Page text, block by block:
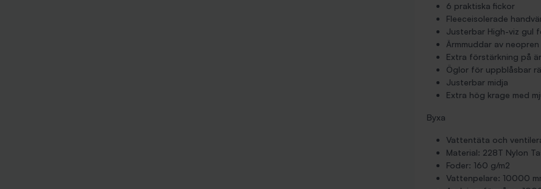
6 praktiska fickor
Fleeceisolerade
Justerbar High-viz gul
Ärmmuddar av neopren
Extra förstärkning på
Öglor för uppblåsbar
Justerbar midja
Extra hög krage med
Byxa
Vattentäta och
Material: 228T Nylon
Foder: 160 g/m2
Vattenpelare: 10000